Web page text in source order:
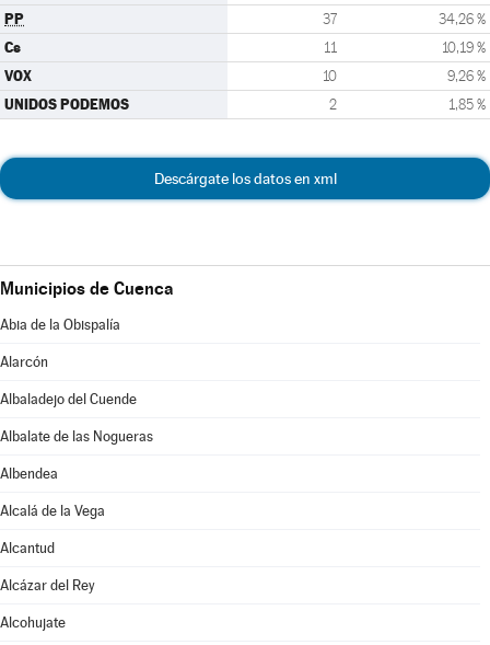
PP 37 34,26 %
Cs 11 10,19 %
VOX 10 9,26 %
UNIDOS PODEMOS 2 1,85 %
Descárgate los datos en xml
Municipios de Cuenca
Abia de la Obispalía
Alarcón
Albaladejo del Cuende
Albalate de las Nogueras
Albendea
Alcalá de la Vega
Alcantud
Alcázar del Rey
Alcohujate